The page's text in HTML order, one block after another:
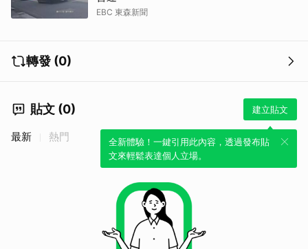
EBC 東森新聞
轉發 (0)
貼文 (0) 建立貼文
全新體驗！一鍵引用此內容，透過發布貼
文來輕鬆表達個人立場。
最新 熱門